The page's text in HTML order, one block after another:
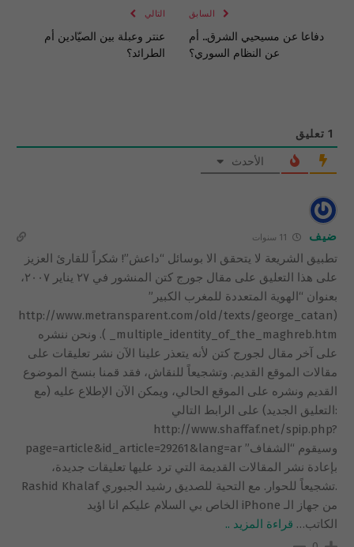
السابق
دفاعا عن مسيحيي الشرق.. أم
عن النظام السوري؟
التالي
عنتر وعبلة بين الصيّادين أم
الطرائد؟
1 تعليق
الأحدث
ضيف
تطبيق الشريعة لا يتحقق الا بوسائل “داعش”! شكراً للقارئ العزيز
على هذا التعليق على مقال جورج كتن المنشور في ٢٧ يناير ٢٠٠٧،
بعنوان “الهوية المتعددة للمغرب الكبير”
(http://www.metransparent.com/old/texts/george_catan
_multiple_identity_of_the_maghreb.htm ). ونحن ننشره
على آخر مقال لجورج كتن لأنه يتعذر علينا الآن نشر تعليقات على
مقالات الموقع القديم. وتشجيعاً للنقاش، فقد قمنا بنسخ الموضوع
القديم ونشره على الموقع الحالي، ‪ويمكن الآن الإطلاع عليه (مع
‏‪http://www.shaffaf.net/spip.php?
page=article&id_article=29261&lang=ar‬ ‪وسيقوم “الشفاف”
بإعادة نشر المقالات القديمة التي ترد عليها تعليقات جديدة،
‫من جهاز الـ iPhone الخاص بي‬ السلام عليكم انا اؤيد
الكاتب… قراءة المزيد ..